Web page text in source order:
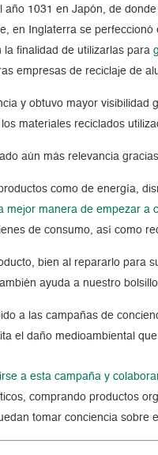
1031 en Japón, de
en Inglaterra se
la finalidad de utilizarlas para
empresas de reciclaje de
y obtuvo mayor visibilidad
materiales reciclados
aún más relevancia
como de energía,
mejor manera de empezar a
de consumo, así como
bien al repararlo para
ayuda a nuestro
a las campañas de
el daño medioambiental
a esta campaña y
comprando productos
tomar conciencia sobre